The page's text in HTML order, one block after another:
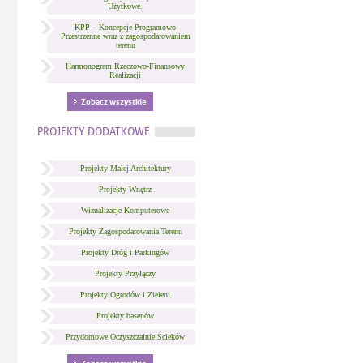
Użytkowe.
KPP – Koncepcje Programowo
Przestrzenne wraz z zagospodarowaniem
terenu
Harmonogram Rzeczowo-Finansowy
Realizacji
Zobacz wszystkie
PROJEKTY DODATKOWE
Projekty Małej Architektury
Projekty Wnętrz
Wizualizacje Komputerowe
Projekty Zagospodarowania Terenu
Projekty Dróg i Parkingów
Projekty Przyłączy
Projekty Ogrodów i Zieleni
Projekty basenów
Przydomowe Oczyszczalnie Ścieków